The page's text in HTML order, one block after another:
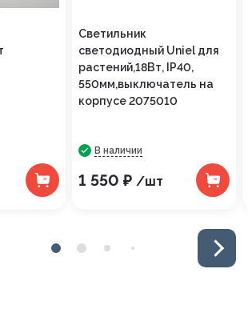
Светильник
светодиодный Uniel для
растений,18Вт, IP40,
550мм,выключатель на
корпусе 2075010
В наличии
1 550 ₽ /шт